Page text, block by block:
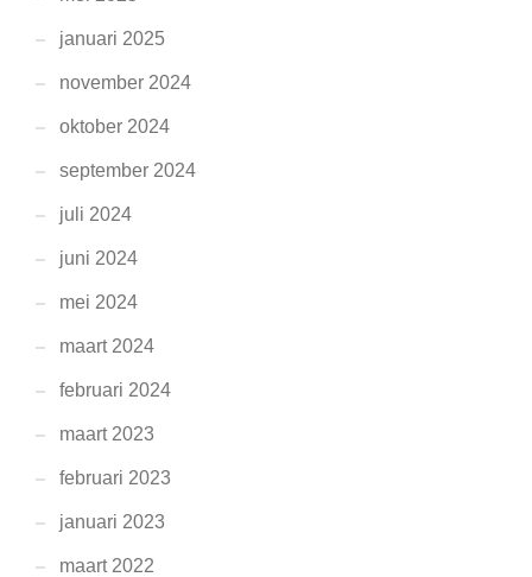
januari 2025
november 2024
oktober 2024
september 2024
juli 2024
juni 2024
mei 2024
maart 2024
februari 2024
maart 2023
februari 2023
januari 2023
maart 2022